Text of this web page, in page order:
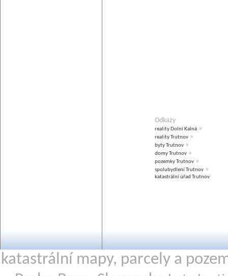
Odkazy
reality Dolní Kalná »
reality Trutnov »
byty Trutnov »
domy Trutnov »
pozemky Trutnov »
spolubydlení Trutnov »
katastrální úřad Trutnov
katastrální mapy, parcely a